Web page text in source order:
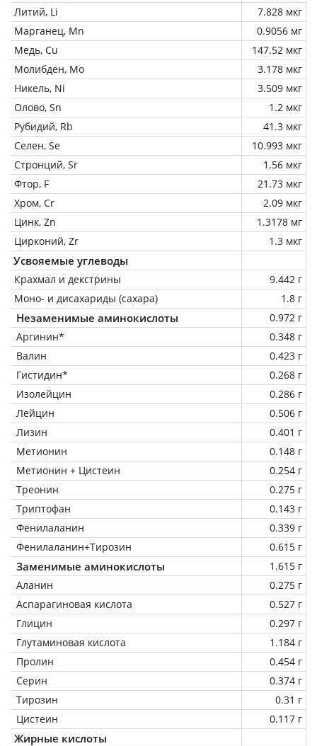
Литий, Li
7.828 мкг
Марганец, Mn
0.9056 мг
Медь, Cu
147.52 мкг
Молибден, Mo
3.178 мкг
Никель, Ni
3.509 мкг
Олово, Sn
1.2 мкг
Рубидий, Rb
41.3 мкг
Селен, Se
10.993 мкг
Стронций, Sr
1.56 мкг
Фтор, F
21.73 мкг
Хром, Cr
2.09 мкг
Цинк, Zn
1.3178 мг
Цирконий, Zr
1.3 мкг
Усвояемые углеводы
Крахмал и декстрины
9.442 г
Моно- и дисахариды (сахара)
1.8 г
Незаменимые аминокислоты
0.972 г
Аргинин*
0.348 г
Валин
0.423 г
Гистидин*
0.268 г
Изолейцин
0.286 г
Лейцин
0.506 г
Лизин
0.401 г
Метионин
0.148 г
Метионин + Цистеин
0.254 г
Треонин
0.275 г
Триптофан
0.143 г
Фенилаланин
0.339 г
Фенилаланин+Тирозин
0.615 г
Заменимые аминокислоты
1.615 г
Аланин
0.275 г
Аспарагиновая кислота
0.527 г
Глицин
0.297 г
Глутаминовая кислота
1.184 г
Пролин
0.454 г
Серин
0.374 г
Тирозин
0.31 г
Цистеин
0.117 г
Жирные кислоты